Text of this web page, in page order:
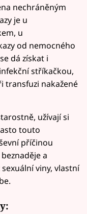
nechráněným
je u
u
od nemocného
dá získat i
stříkačkou,
transfuzi nakažené
užívají si
touto
příčinou
a
viny, vlastní